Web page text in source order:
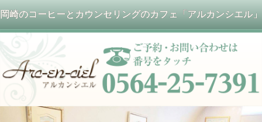
岡崎のコーヒーとカウンセリングのカフェ「アルカンシエル」